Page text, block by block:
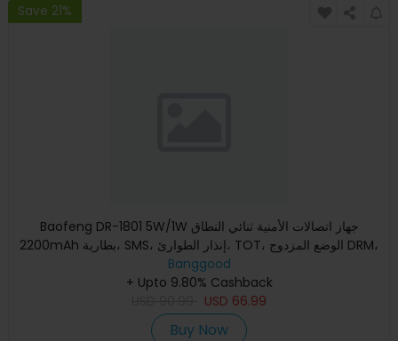
Save 21%
Baofeng DR-1801 5W/1W جهاز اتصالات الأمنية ثنائي النطاق
2200mAh بطارية، SMS، إنذار الطوارئ، TOT، الوضع المزدوج DRM،
رادي
Banggood
+ Upto 9.80% Cashback
USD 66.99
Buy Now